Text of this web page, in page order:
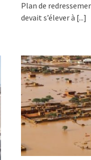
Plan de
devait s’élever à [...]